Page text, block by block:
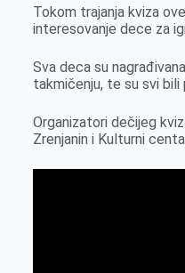
k
e
n
Tokom trajanja kviza
interesovanje dece za
Sva deca su
takmičenju, te su svi bili
Organizatori dečijeg
Zrenjanin i Kulturni